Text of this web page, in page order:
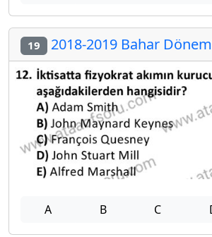
19 2018-2019 Bahar Dönemi
A B C